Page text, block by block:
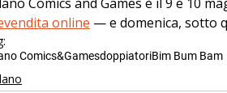
online — e domenica, sotto
Comics&GamesdoppiatoriBim Bum Bam